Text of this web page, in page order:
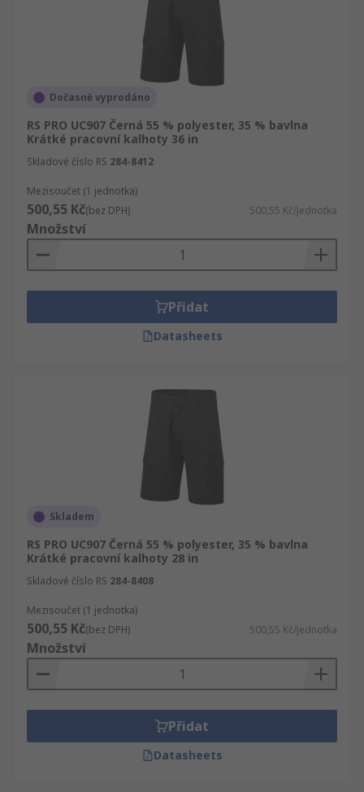
Dočasně vyprodáno
RS PRO UC907 Černá 55 % polyester, 35 % bavlna
Krátké pracovní kalhoty 36 in
Skladové číslo RS 284-8412
Mezisoučet (1 jednotka)
500,55 Kč(bez DPH) 500,55 Kč/jednotka
Množství
Přidat
Datasheets
Skladem
RS PRO UC907 Černá 55 % polyester, 35 % bavlna
Krátké pracovní kalhoty 28 in
Skladové číslo RS 284-8408
Mezisoučet (1 jednotka)
500,55 Kč(bez DPH) 500,55 Kč/jednotka
Množství
Přidat
Datasheets